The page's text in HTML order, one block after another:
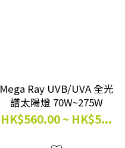
Mega Ray UVB/UVA 全光
譜太陽燈 70W~275W
HK$560.00 ~ HK$5...